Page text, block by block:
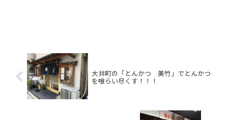
大井町の「とんかつ 美竹」でとんかつ
を喰らい尽くす！！！